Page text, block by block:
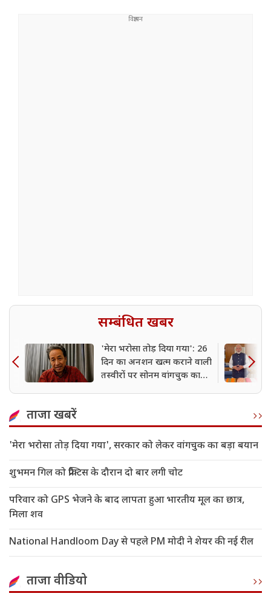
सम्बंधित खबर
'मेरा भरोसा तोड़ दिया गया': 26
दिन का अनशन खत्म कराने वाली
तस्वीरों पर सोनम वांगचुक का
ताजा खबरें
'मेरा भरोसा तोड़ दिया गया', सरकार को लेकर वांगचुक का बड़ा बयान
शुभमन गिल को प्रैक्टिस के दौरान दो बार लगी चोट
परिवार को GPS भेजने के बाद लापता हुआ भारतीय मूल का छात्र,
मिला शव
National Handloom Day से पहले PM मोदी ने शेयर की नई रील
ताजा वीडियो